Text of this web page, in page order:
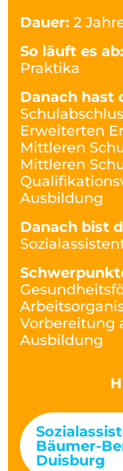
Dauer: 2
So läuft es ab:
Praktika
Danach hast
Erweiterten
Mittleren
Mittleren
Ausbildung
Danach bist
Vorbereitung
Ausbildung
Bäumer-
Duisburg